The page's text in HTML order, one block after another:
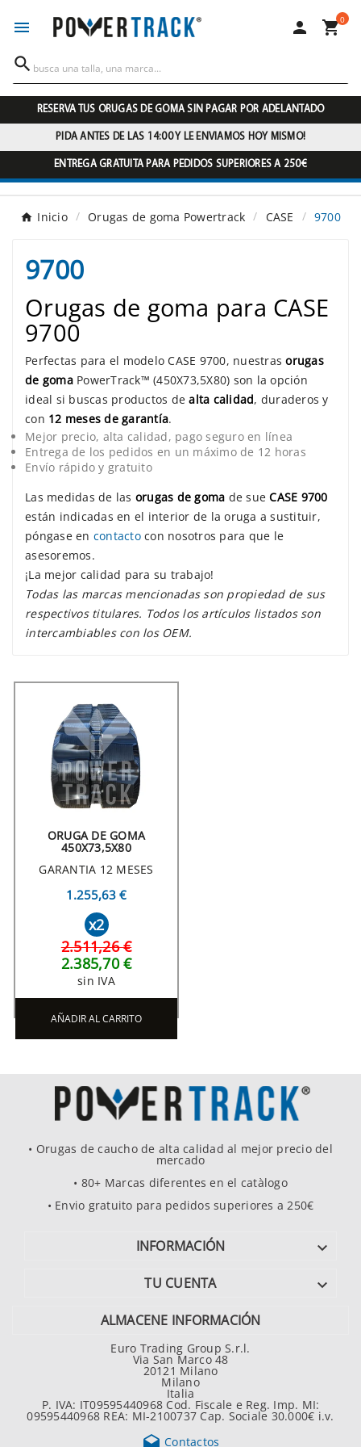
  0

RESERVA TUS ORUGAS DE GOMA SIN PAGAR POR ADELANTADO
PIDA ANTES DE LAS 14:00 Y LE ENVIAMOS HOY MISMO!
ENTREGA GRATUITA PARA PEDIDOS SUPERIORES A 250€
Inicio Orugas de goma Powertrack CASE 9700
9700
Orugas de goma para CASE
9700
Perfectas para el modelo CASE 9700, nuestrasorugas
de gomaPowerTrack™ (450X73,5X80) son la opción
ideal si buscas productos dealta calidad, duraderos y
con 12 meses de garantía.
Mejor precio, alta calidad, pago seguro en línea
Entrega de los pedidos en un máximo de 12 horas
Envío rápido y gratuito
Las medidas de las orugas de goma de sueCASE 9700
están indicadas en el interior de la oruga a sustituir,
póngase en contactocon nosotros para que le
asesoremos.
¡La mejor calidad para su trabajo!
Todas las marcas mencionadas son propiedad de sus
respectivos titulares. Todos los artículos listados son
intercambiables con los OEM.
ORUGA DE GOMA
450X73,5X80
GARANTIA 12 MESES
1.255,63 €
x2
2.511,26 €
2.385,70 €
sin IVA
AÑADIR AL CARRITO
• Orugas de caucho de alta calidad al mejor precio del
mercado
• 80+ Marcas diferentes en el catàlogo
• Envio gratuito para pedidos superiores a 250€
INFORMACIÓN 
TU CUENTA 
ALMACENE INFORMACIÓN
Euro Trading Group S.r.l.
Via San Marco 48
20121 Milano
Milano
Italia
P. IVA: IT09595440968 Cod. Fiscale e Reg. Imp. MI:
09595440968 REA: MI-2100737 Cap. Sociale 30.000€ i.v.
Contactos